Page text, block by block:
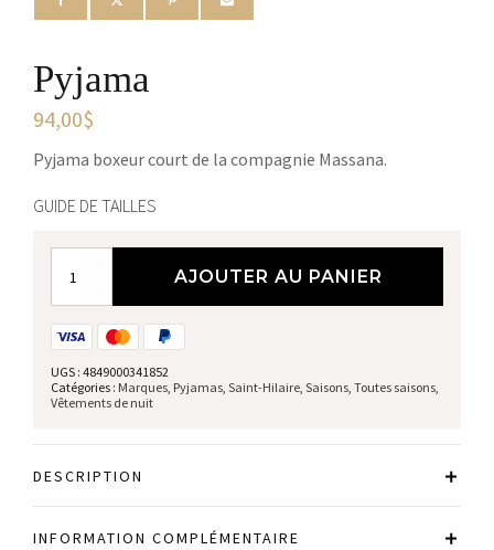
Pyjama
94,00$
Pyjama boxeur court de la compagnie Massana.
GUIDE DE TAILLES
AJOUTER AU PANIER
UGS : 4849000341852
Catégories : Marques, Pyjamas, Saint-Hilaire, Saisons, Toutes saisons,
Vêtements de nuit
DESCRIPTION
INFORMATION COMPLÉMENTAIRE